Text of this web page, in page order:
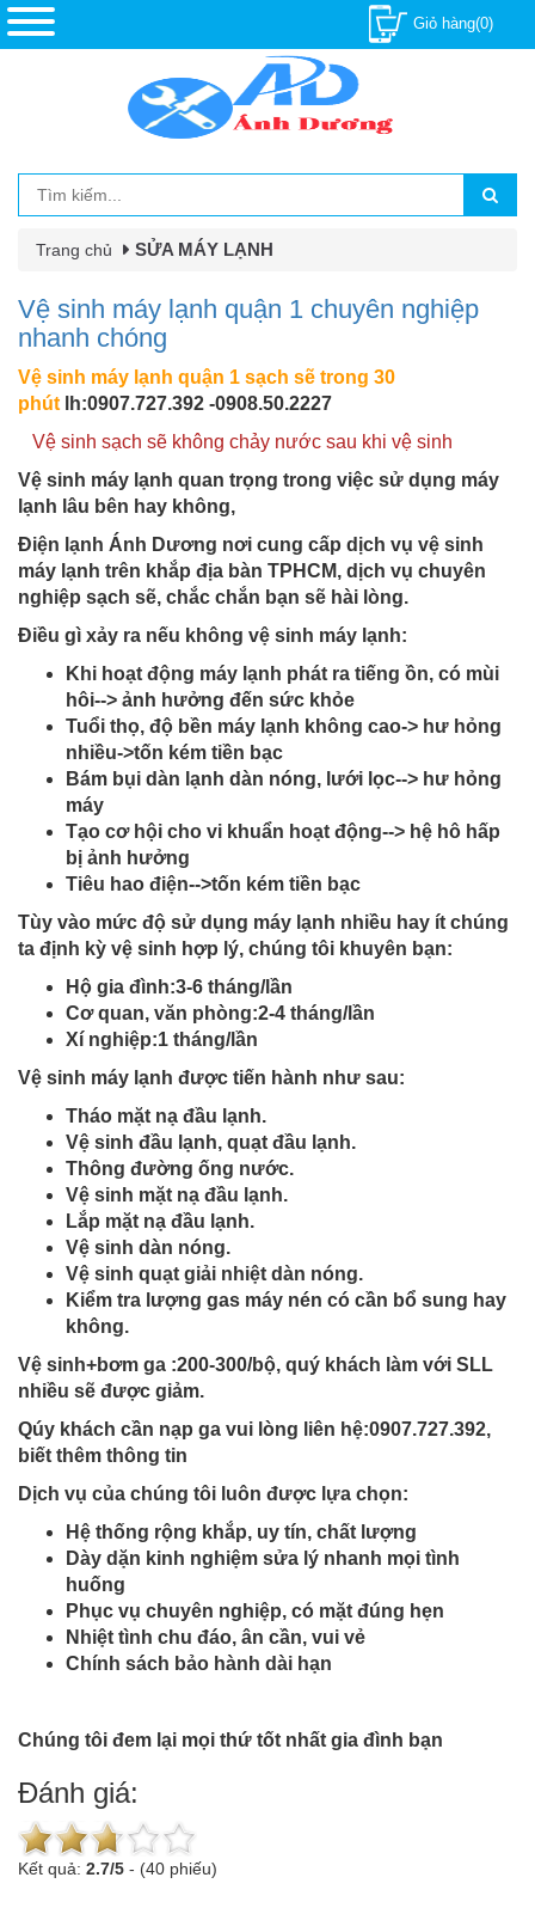
Giỏ hàng(0)
Trang chủ SỬA MÁY LẠNH
Vệ sinh máy lạnh quận 1 chuyên nghiệp
nhanh chóng
Vệ sinh máy lạnh quận 1 sạch sẽ trong 30
phút lh:0907.727.392 -0908.50.2227
Vệ sinh sạch sẽ không chảy nước sau khi vệ sinh
Vệ sinh máy lạnh quan trọng trong việc sử dụng máy
lạnh lâu bên hay không,
Điện lạnh Ánh Dương nơi cung cấp dịch vụ vệ sinh
máy lạnh trên khắp địa bàn TPHCM, dịch vụ chuyên
nghiệp sạch sẽ, chắc chắn bạn sẽ hài lòng.
Điều gì xảy ra nếu không vệ sinh máy lạnh:
Khi hoạt động máy lạnh phát ra tiếng ồn, có mùi
hôi--> ảnh hưởng đến sức khỏe
Tuổi thọ, độ bền máy lạnh không cao-> hư hỏng
nhiều->tốn kém tiền bạc
Bám bụi dàn lạnh dàn nóng, lưới lọc--> hư hỏng
máy
Tạo cơ hội cho vi khuẩn hoạt động--> hệ hô hấp
bị ảnh hưởng
Tiêu hao điện-->tốn kém tiền bạc
Tùy vào mức độ sử dụng máy lạnh nhiều hay ít chúng
ta định kỳ vệ sinh hợp lý, chúng tôi khuyên bạn:
Hộ gia đình:3-6 tháng/lần
Cơ quan, văn phòng:2-4 tháng/lần
Xí nghiệp:1 tháng/lần
Vệ sinh máy lạnh được tiến hành như sau:
Tháo mặt nạ đầu lạnh.
Vệ sinh đầu lạnh, quạt đầu lạnh.
Thông đường ống nước.
Vệ sinh mặt nạ đầu lạnh.
Lắp mặt nạ đầu lạnh.
Vệ sinh dàn nóng.
Vệ sinh quạt giải nhiệt dàn nóng.
Kiểm tra lượng gas máy nén có cần bổ sung hay
không.
Vệ sinh+bơm ga :200-300/bộ, quý khách làm với SLL
nhiều sẽ được giảm.
Qúy khách cần nạp ga vui lòng liên hệ:0907.727.392,
biết thêm thông tin
Dịch vụ của chúng tôi luôn được lựa chọn:
Hệ thống rộng khắp, uy tín, chất lượng
Dày dặn kinh nghiệm sửa lý nhanh mọi tình
huống
Phục vụ chuyên nghiệp, có mặt đúng hẹn
Nhiệt tình chu đáo, ân cần, vui vẻ
Chính sách bảo hành dài hạn
Chúng tôi đem lại mọi thứ tốt nhất gia đình bạn
Đánh giá:
Kết quả: 2.7/5 - (40 phiếu)